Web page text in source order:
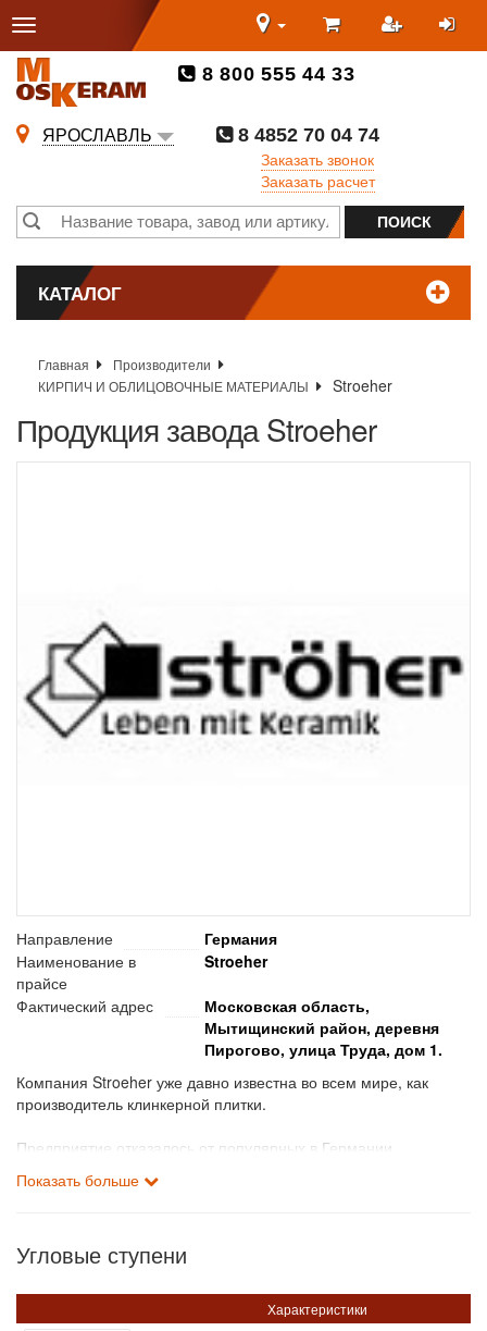
8 800 555 44 33
ЯРОСЛАВЛЬ
8 4852 70 04 74
Заказать звонок
Заказать расчет
КАТАЛОГ
Главная
Производители
КИРПИЧ И ОБЛИЦОВОЧНЫЕ МАТЕРИАЛЫ
Stroeher
Продукция завода Stroeher
Направление
Германия
Наименование в
прайсе
Stroeher
Фактический адрес
Московская область,
Мытищинский район, деревня
Пирогово, улица Труда, дом 1.
Компания Stroeher уже давно известна во всем мире, как
производитель клинкерной плитки.
Предприятие отказалось от популярных в Германии
заняла свою нишу и стала одним из лидеров по производству
Компания Stroeher имеет в своем арсенале огромное
обновляются и улучшаются.
Показать больше
Угловые ступени
Характеристики